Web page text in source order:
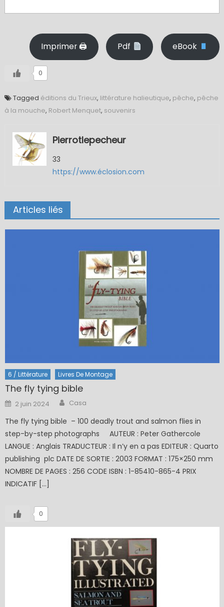
Imprimer 🖨 Pdf eBook
0
Tagged éditions du Trieux, littérature halieutique, pêche, pêche
à la mouche, Robert Menquet, souvenirs
Pierrotlepecheur
33
https://www.éclosion.com
Articles liés
6 / Littérature Livres De Montage
The fly tying bible
Posted
on
2 juin 2024 Author
Casa
The fly tying bible – 100 deadly trout and salmon flies in
step-by-step photographs AUTEUR : Peter Gathercole
LANGUE : Anglais TRADUCTEUR : Il n’y en a pas EDITEUR : Quarto
publishing plc DATE DE SORTIE : 2003 FORMAT : 175×250 mm
NOMBRE DE PAGES : 256 CODE ISBN : 1-85410-865-4 PRIX
INDICATIF […]
0